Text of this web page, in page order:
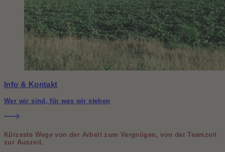
Info & Kontakt
Wer wir sind, für was wir stehen
Kürzeste Wege von der Arbeit zum Vergnügen, von der Teamzeit
zur Auszeit.